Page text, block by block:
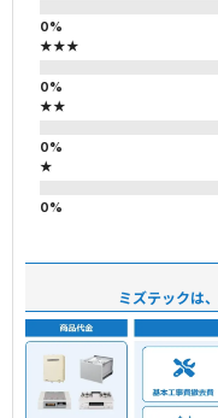
★★★
★★
★
ミズテックは、